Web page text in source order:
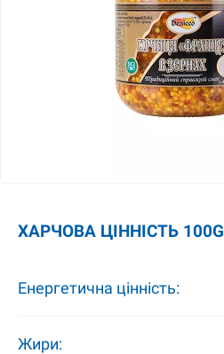
ХАРЧОВА ЦІННІСТЬ 100G
Енергетична цінність:
Жири: